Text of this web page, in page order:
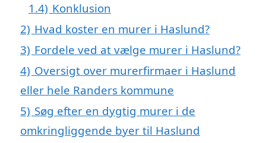
1.4) Konklusion
2) Hvad koster en murer i Haslund?
3) Fordele ved at vælge murer i Haslund?
4) Oversigt over murerfirmaer i Haslund
eller hele Randers kommune
5) Søg efter en dygtig murer i de
omkringliggende byer til Haslund